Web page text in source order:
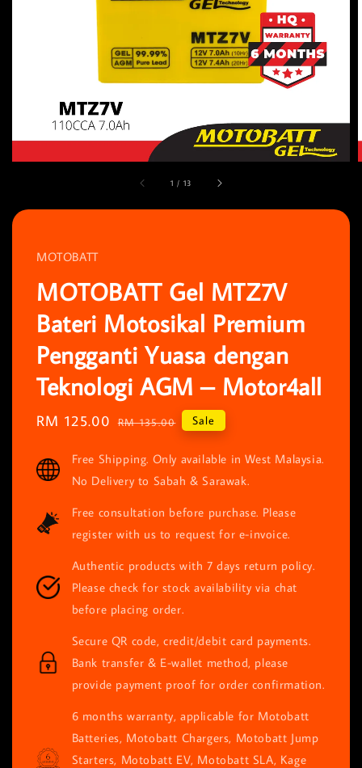
1 / 13
MOTOBATT
MOTOBATT Gel MTZ7V
Bateri Motosikal Premium
Pengganti Yuasa dengan
Teknologi AGM – Motor4all
Sale
RM 125.00 Regular
RM 135.00 Sale
Free Shipping. Only available in West Malaysia.
No Delivery to Sabah & Sarawak.
Free consultation before purchase. Please
register with us to request for e-invoice.
Authentic products with 7 days return policy.
Please check for stock availability via chat
before placing order.
Secure QR code, credit/debit card payments.
Bank transfer & E-wallet method, please
provide payment proof for order confirmation.
6 months warranty, applicable for Motobatt
Batteries, Motobatt Chargers, Motobatt Jump
Starters, Motobatt EV, Motobatt SLA, Kage